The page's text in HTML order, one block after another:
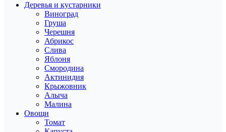
Деревья и кустарники
Виноград
Груша
Черешня
Абрикос
Слива
Яблоня
Смородина
Актинидия
Крыжовник
Алыча
Малина
Овощи
Томат